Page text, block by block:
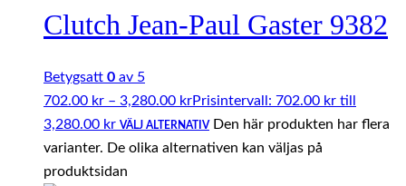
Clutch Jean-Paul Gaster 9382
Betygsatt 0 av 5
702.00 kr – 3,280.00 krPrisintervall: 702.00 kr till
3,280.00 kr VÄLJ ALTERNATIV Den här produkten har flera
varianter. De olika alternativen kan väljas på
produktsidan